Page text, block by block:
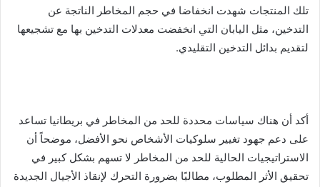
تلك المنتجات شهدت انخفاضا في حجم المخاطر الناتجة عن
التدخين، مثل اليابان التي انخفضت معدلات التدخين بها مع تشجيعها
لتقديم بدائل التدخين التقليدي.
أكد أن هناك سياسات محددة للحد من المخاطر في بريطانيا تساعد
على دعم جهود تغيير سلوكيات الأشخاص نحو الأفضل، موضحاً أن
الاستراتيجيات الحالية للحد من المخاطر لا تسهم بشكل كبير في
تحقيق الأثر المطلوب، مطالبًا بضرورة التحرك لإنقاذ الأجيال الجديدة